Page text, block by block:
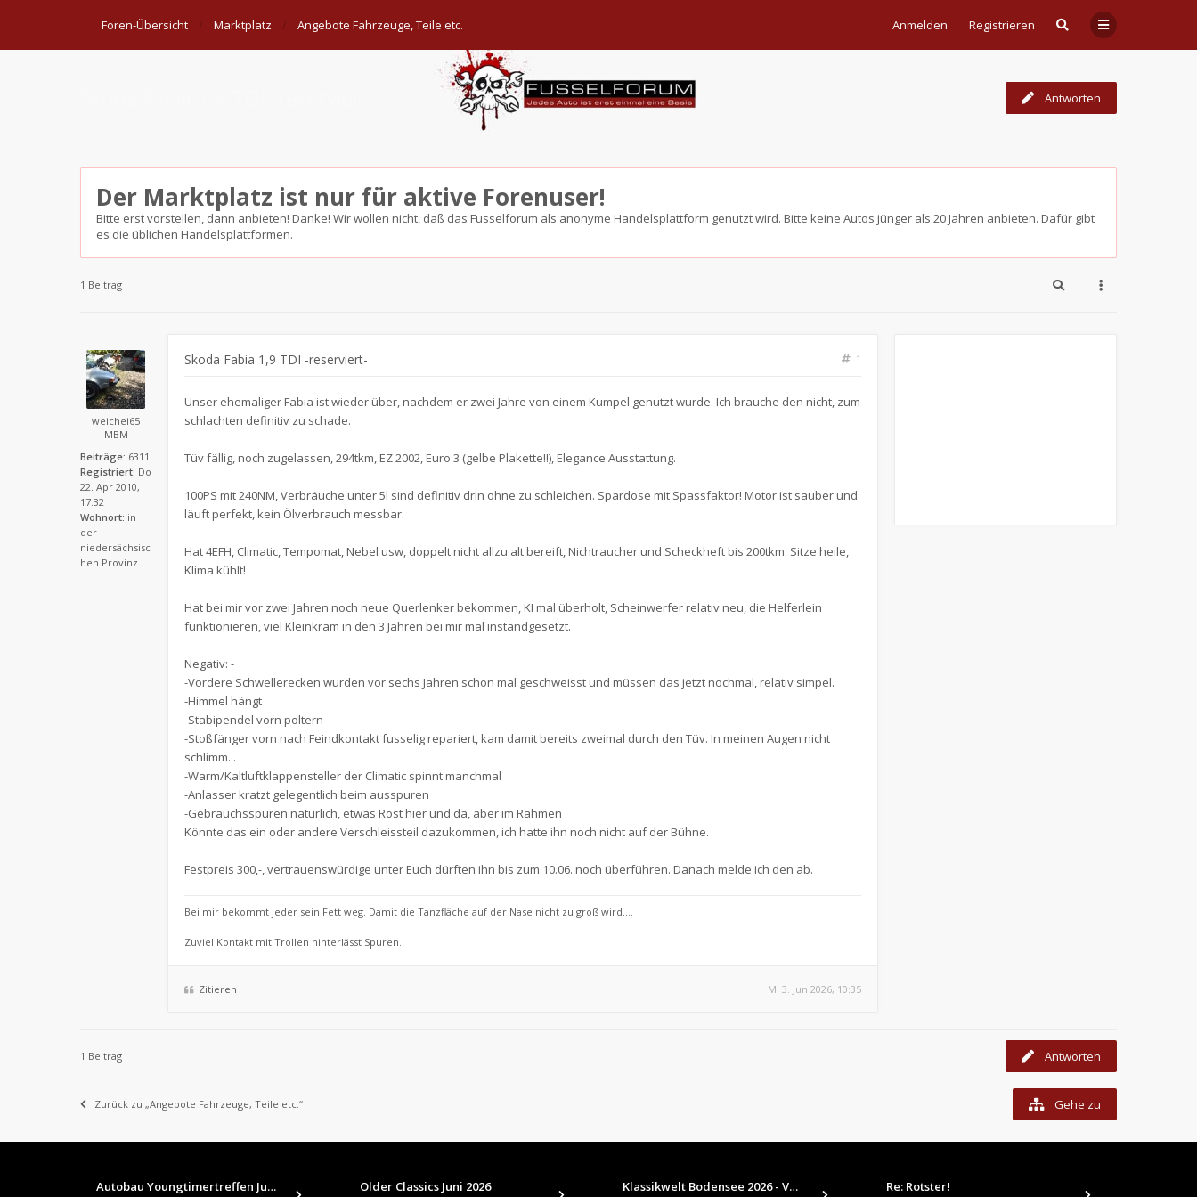
Anmelden Registrieren
Foren-Übersicht Marktplatz Angebote Fahrzeuge, Teile etc.
Antworten
Der Marktplatz ist nur für aktive Forenuser!
Bitte erst vorstellen, dann anbieten! Danke! Wir wollen nicht, daß das Fusselforum als anonyme Handelsplattform genutzt wird. Bitte keine Autos jünger als 20 Jahren anbieten. Dafür gibt
es die üblichen Handelsplattformen.
1 Beitrag
weichei65
MBM
Beiträge: 6311
Registriert: Do
22. Apr 2010,
17:32
Wohnort: in
der
niedersächsisc
hen Provinz...
Skoda Fabia 1,9 TDI -reserviert- 1
Unser ehemaliger Fabia ist wieder über, nachdem er zwei Jahre von einem Kumpel genutzt wurde. Ich brauche den nicht, zum
schlachten definitiv zu schade.
Tüv fällig, noch zugelassen, 294tkm, EZ 2002, Euro 3 (gelbe Plakette!!), Elegance Ausstattung.
100PS mit 240NM, Verbräuche unter 5l sind definitiv drin ohne zu schleichen. Spardose mit Spassfaktor! Motor ist sauber und
läuft perfekt, kein Ölverbrauch messbar.
Hat 4EFH, Climatic, Tempomat, Nebel usw, doppelt nicht allzu alt bereift, Nichtraucher und Scheckheft bis 200tkm. Sitze heile,
Klima kühlt!
Hat bei mir vor zwei Jahren noch neue Querlenker bekommen, KI mal überholt, Scheinwerfer relativ neu, die Helferlein
funktionieren, viel Kleinkram in den 3 Jahren bei mir mal instandgesetzt.
Negativ: -
-Vordere Schwellerecken wurden vor sechs Jahren schon mal geschweisst und müssen das jetzt nochmal, relativ simpel.
-Himmel hängt
-Stabipendel vorn poltern
-Stoßfänger vorn nach Feindkontakt fusselig repariert, kam damit bereits zweimal durch den Tüv. In meinen Augen nicht
schlimm...
-Warm/Kaltluftklappensteller der Climatic spinnt manchmal
-Anlasser kratzt gelegentlich beim ausspuren
-Gebrauchsspuren natürlich, etwas Rost hier und da, aber im Rahmen
Könnte das ein oder andere Verschleissteil dazukommen, ich hatte ihn noch nicht auf der Bühne.
Festpreis 300,-, vertrauenswürdige unter Euch dürften ihn bis zum 10.06. noch überführen. Danach melde ich den ab.
Bei mir bekommt jeder sein Fett weg. Damit die Tanzfläche auf der Nase nicht zu groß wird....
Zuviel Kontakt mit Trollen hinterlässt Spuren.
Zitieren Mi 3. Jun 2026, 10:35
1 Beitrag Antworten
Zurück zu „Angebote Fahrzeuge, Teile etc.“ Gehe zu
Autobau Youngtimertreffen Jun…
Older Classics Juni 2026
Klassikwelt Bodensee 2026 - V…
Re: Rotster!